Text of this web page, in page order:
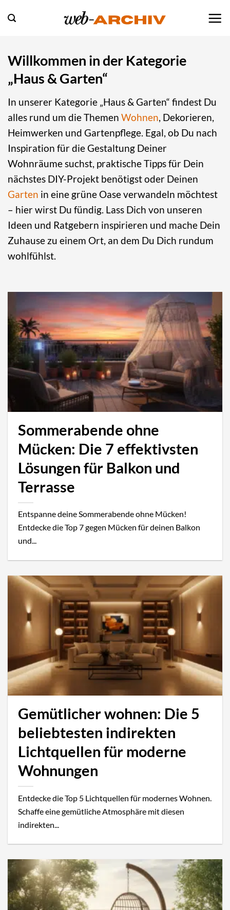
Inhalt
Willkommen in der Kategorie
„Haus & Garten“
In unserer Kategorie „Haus & Garten“ findest Du
alles rund um die Themen Wohnen , Dekorieren,
Heimwerken und Gartenpflege. Egal, ob Du nach
Inspiration für die Gestaltung Deiner
Wohnräume suchst, praktische Tipps für Dein
nächstes DIY-Projekt benötigst oder Deinen
Garten in eine grüne Oase verwandeln möchtest
– hier wirst Du fündig. Lass Dich von unseren
Ideen und Ratgebern inspirieren und mache Dein
Zuhause zu einem Ort, an dem Du Dich rundum
wohlfühlst.
Sommerabende ohne
Mücken: Die 7 effektivsten
Lösungen für Balkon und
Terrasse
Entspanne deine Sommerabende ohne Mücken!
Entdecke die Top 7 gegen Mücken für deinen Balkon
und...
Gemütlicher wohnen: Die 5
beliebtesten indirekten
Lichtquellen für moderne
Wohnungen
Entdecke die Top 5 Lichtquellen für modernes Wohnen.
Schaffe eine gemütliche Atmosphäre mit diesen
indirekten...